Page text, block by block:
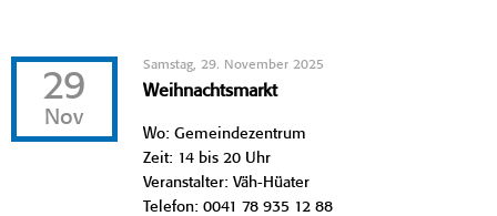
29
Nov
Samstag, 29. November 2025
Weihnachtsmarkt
Wo: Gemeindezentrum
Zeit: 14 bis 20 Uhr
Veranstalter: Väh-Hüater
Telefon: 0041 78 935 12 88